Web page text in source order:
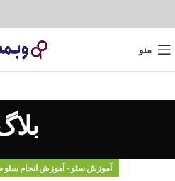
منو
آموزش سئو - آموزش انجام سئو